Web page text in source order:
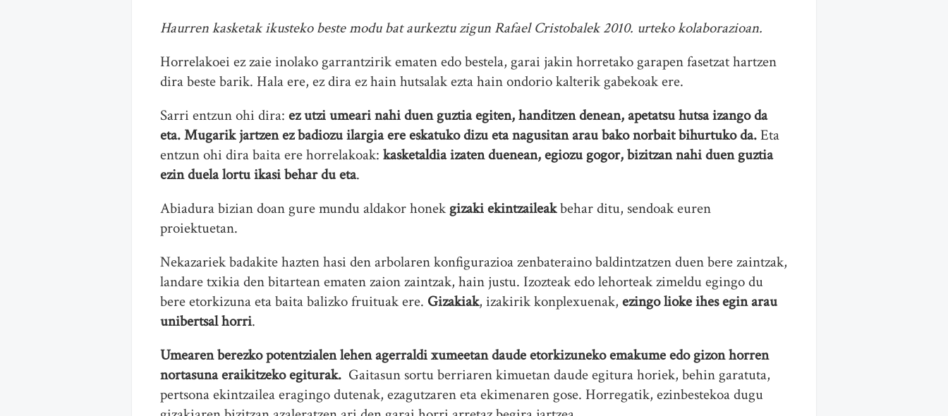
Haurren kasketak ikusteko beste modu bat aurkeztu zigun Rafael Cristobalek 2010. urteko kolaborazioan.
Horrelakoei ez zaie inolako garrantzirik ematen edo bestela, garai jakin horretako garapen fasetzat hartzen
dira beste barik. Hala ere, ez dira ez hain hutsalak ezta hain ondorio kalterik gabekoak ere.
Sarri entzun ohi dira: ez utzi umeari nahi duen guztia egiten, handitzen denean, apetatsu hutsa izango da
eta. Mugarik jartzen ez badiozu ilargia ere eskatuko dizu eta nagusitan arau bako norbait bihurtuko da.Eta
entzun ohi dira baita ere horrelakoak: kasketaldia izaten duenean, egiozu gogor, bizitzan nahi duen guztia
ezin duela lortu ikasi behar du eta.
Abiadura bizian doan gure mundu aldakor honekgizaki ekintzaileakbehar ditu, sendoak euren
proiektuetan.
Nekazariek badakite hazten hasi den arbolaren konfigurazioa zenbateraino baldintzatzen duen bere zaintzak,
landare txikia den bitartean ematen zaion zaintzak, hain justu. Izozteak edo lehorteak zimeldu egingo du
bere etorkizuna eta baita balizko fruituak ere. Gizakiak, izakirik konplexuenak, ezingo lioke ihes egin arau
unibertsal horri.
Umearen berezko potentzialen lehen agerraldi xumeetan daude etorkizuneko emakume edo gizon horren
nortasuna eraikitzeko egiturak. Gaitasun sortu berriaren kimuetan daude egitura horiek, behin garatuta,
pertsona ekintzailea eragingo dutenak, ezagutzaren eta ekimenaren gose. Horregatik, ezinbestekoa dugu